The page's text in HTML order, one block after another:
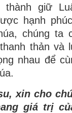
thành giữ
hạnh
chúng ta
thản và
nhau để
xin cho
giá trị